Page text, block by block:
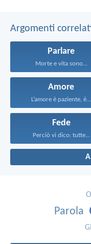
Argomenti
Parlare
Morte e vita sono...
Amore
L’amore è paziente, è...
Fede
Perciò vi dico: tutte...
Parola